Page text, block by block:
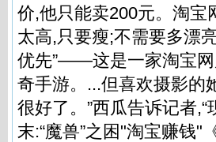
价,他只能卖200元。淘宝
太高,只要瘦;不需要多漂
优先”——这是一家淘宝网
奇手游。...但喜欢摄影的
很好了。”西瓜告诉记者
末:“魔兽”之困"淘宝赚钱"